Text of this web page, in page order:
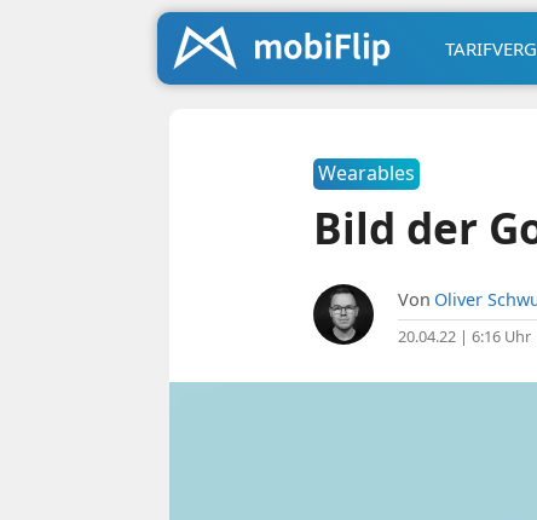
Wearables
Bild der
Von Oliver
20.04.22 | 6:16 Uhr